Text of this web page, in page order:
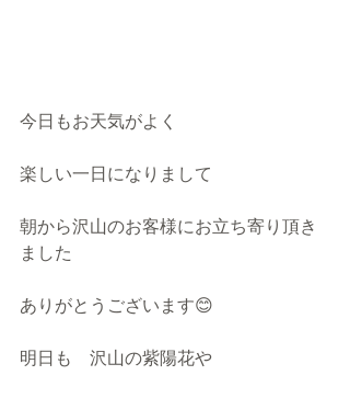
今日もお天気がよく
楽しい一日になりまして
朝から沢山のお客様にお立ち寄り頂き
ました
ありがとうございます😊
明日も　沢山の紫陽花や